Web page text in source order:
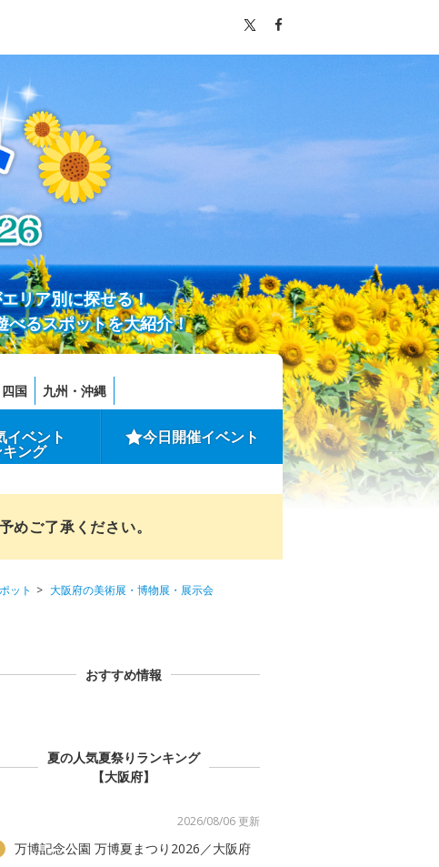
リア別に探せる！
べるスポットを大紹介！
四国 九州・沖縄
イベント
ング
今日開催イベント
ご了承ください。
ット
大阪府の美術展・博物展・展示会
おすすめ情報
夏の人気夏祭りランキング
【大阪府】
2026/08/06 更新
万博記念公園 万博夏まつり2026／大阪府